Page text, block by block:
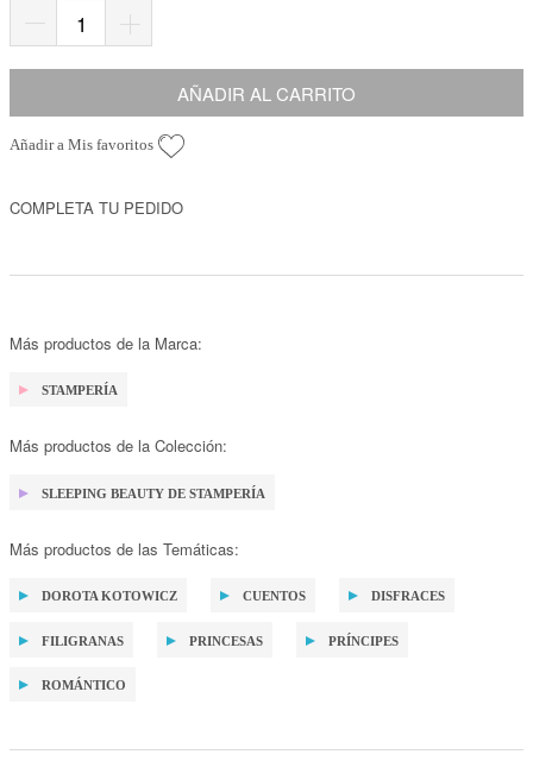
AÑADIR AL CARRITO
Añadir a Mis favoritos
COMPLETA TU PEDIDO
Más productos de la Marca:
STAMPERÍA
Más productos de la Colección:
SLEEPING BEAUTY DE STAMPERÍA
Más productos de las Temáticas:
DOROTA KOTOWICZ CUENTOS DISFRACES
FILIGRANAS PRINCESAS PRÍNCIPES
ROMÁNTICO